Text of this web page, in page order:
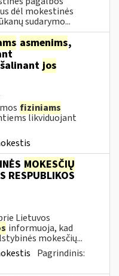
dėl mokestinės
sudarymo...
asmenims,
šalinant jos
fiziniams
likviduojant
MOKESČIŲ
RESPUBLIKOS
Lietuvos
informuoja, kad
mokesčių...
Pagrindinis: